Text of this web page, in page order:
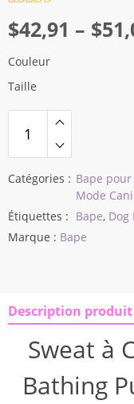
sur 5
$42,91 – $
Plage
de
prix :
$51,05
Couleur
Taille
Catégories : Bape
Mode
Étiquettes : Bape, Dog
Marque : Bape
Description produit
Sweat à
Bathing